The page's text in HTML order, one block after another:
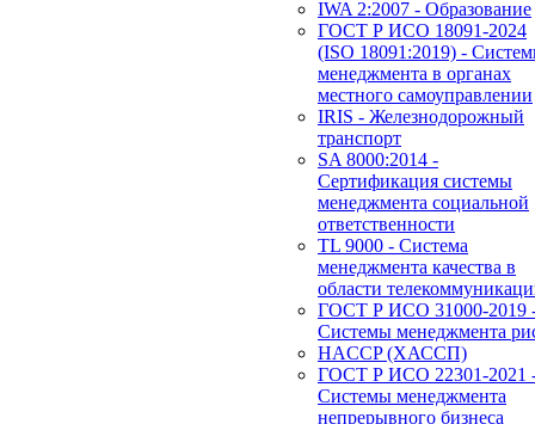
IWA 2:2007 - Образование
ГОСТ Р ИСО 18091-2024
(ISO 18091:2019) -
менеджмента в органах
местного самоуправлении
IRIS - Железнодорожный
транспорт
SA 8000:2014 -
Сертификация системы
менеджмента социальной
ответственности
TL 9000 - Система
менеджмента качества в
области
ГОСТ Р ИСО 31000-2019
Системы менеджмента
HACCP (ХАССП)
ГОСТ Р ИСО 22301-2021
Системы менеджмента
непрерывного бизнеса